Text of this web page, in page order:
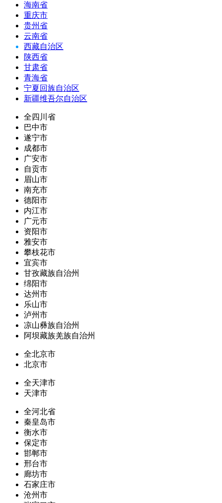
海南省
重庆市
贵州省
云南省
西藏自治区
陕西省
甘肃省
青海省
宁夏回族自治区
新疆维吾尔自治区
全四川省
巴中市
遂宁市
成都市
广安市
自贡市
眉山市
南充市
德阳市
内江市
广元市
资阳市
雅安市
攀枝花市
宜宾市
甘孜藏族自治州
绵阳市
达州市
乐山市
泸州市
凉山彝族自治州
阿坝藏族羌族自治州
全北京市
北京市
全天津市
天津市
全河北省
秦皇岛市
衡水市
保定市
邯郸市
邢台市
廊坊市
石家庄市
沧州市